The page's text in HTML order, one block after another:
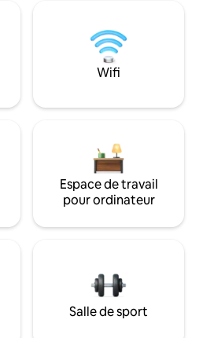
Wifi
Espace de travail
pour ordinateur
Salle de sport